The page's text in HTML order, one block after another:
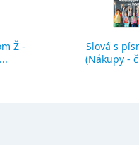
Ž -
Slová s
(Nákupy -